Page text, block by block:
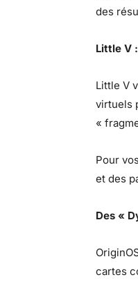
des
Little V
Little V
virtuels
«
Pour
et des
Des «
cartes